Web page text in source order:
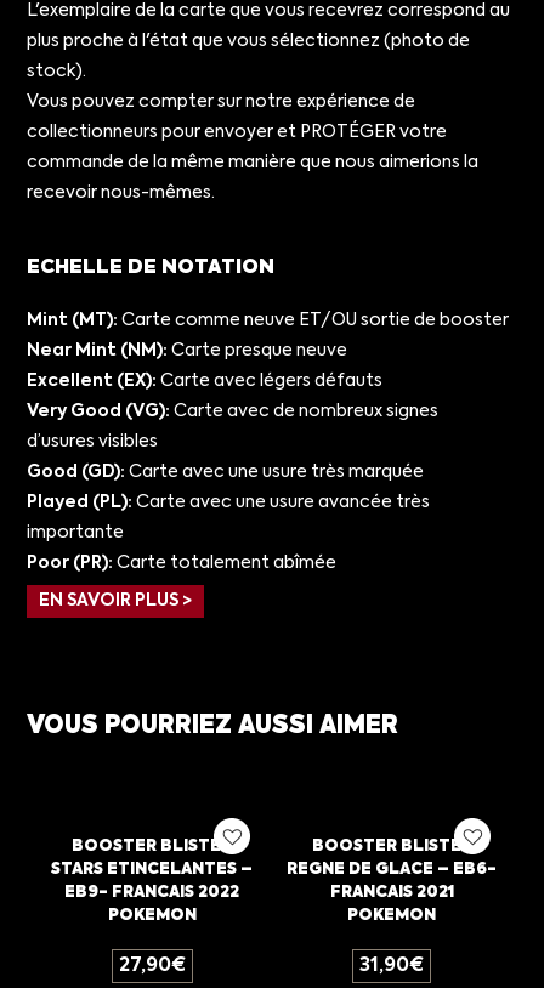
L'exemplaire de la carte que vous recevrez correspond au
plus proche à l'état que vous sélectionnez (photo de
stock).
Vous pouvez compter sur notre expérience de
collectionneurs pour envoyer et PROTÉGER votre
commande de la même manière que nous aimerions la
recevoir nous-mêmes.
ECHELLE DE NOTATION
Mint (MT): Carte comme neuve ET/OU sortie de booster
Near Mint (NM): Carte presque neuve
Excellent (EX): Carte avec légers défauts
Very Good (VG): Carte avec de nombreux signes
d’usures visibles
Good (GD): Carte avec une usure très marquée
Played (PL): Carte avec une usure avancée très
importante
Poor (PR): Carte totalement abîmée
EN SAVOIR PLUS >
VOUS POURRIEZ AUSSI AIMER
BOOSTER BLISTER
STARS ETINCELANTES –
EB9- FRANCAIS 2022
POKEMON
27,90€
BOOSTER BLISTER
REGNE DE GLACE – EB6-
FRANCAIS 2021
POKEMON
31,90€